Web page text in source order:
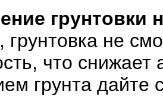
грунтовки
грунтовка не
что
грунта